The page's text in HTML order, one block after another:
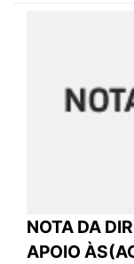
NOTA DA
APOIO